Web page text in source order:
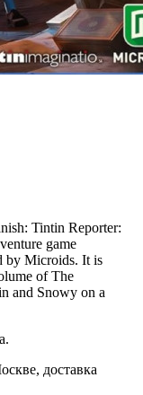
Tintin Reporter:
game
by Microids. It is
of The
and Snowy on a
доставка